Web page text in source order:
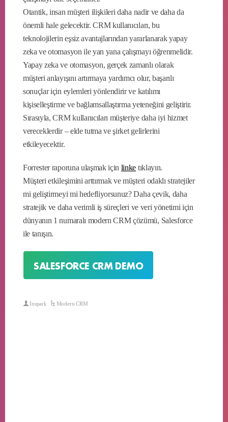
Otantik, insan müşteri ilişkileri daha nadir ve daha da
önemli hale gelecektir. CRM kullanıcıları, bu
teknolojilerin eşsiz avantajlarından yararlanarak yapay
zeka ve otomasyon ile yan yana çalışmayı öğrenmelidir.
Yapay zeka ve otomasyon, gerçek zamanlı olarak
müşteri anlayışını artırmaya yardımcı olur, başarılı
sonuçlar için eylemleri yönlendirir ve katılımı
kişiselleştirme ve bağlamsallaştırma yeteneğini geliştirir.
Sırasıyla, CRM kullanıcıları müşteriye daha iyi hizmet
vereceklerdir – elde tutma ve şirket gelirlerini
etkileyecektir.
Forrester raporuna ulaşmak için linke tıklayın.
Müşteri etkileşimini arttırmak ve müşteri odaklı stratejiler
mi geliştirmeyi mi hedefliyorsunuz? Daha çevik, daha
stratejik ve daha verimli iş süreçleri ve veri yönetimi için
dünyanın 1 numaralı modern CRM çözümü, Salesforce
ile tanışın.
SALESFORCE CRM DEMO
Inspark Modern CRM